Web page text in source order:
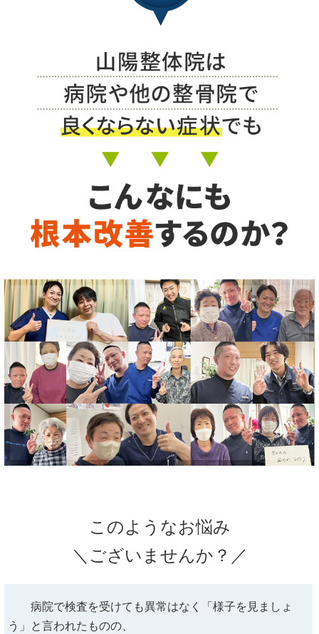
このようなお悩み
＼ございませんか？／
病院で検査を受けても異常はなく「様子を見ましょ
う」と言われたものの、